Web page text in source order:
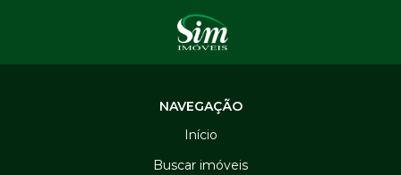
NAVEGAÇÃO
Início
Buscar imóveis